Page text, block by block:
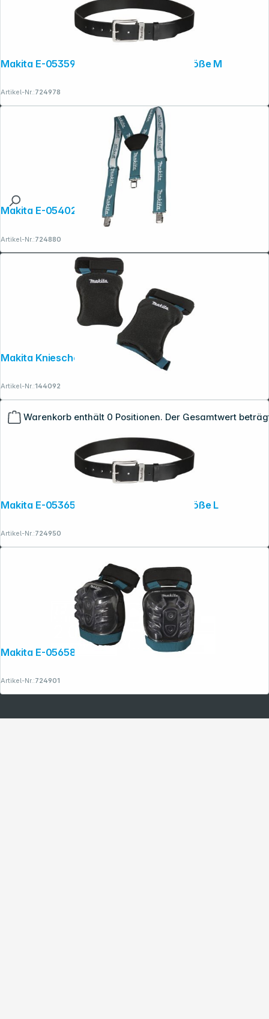
Warenkorb enthält 0 Positionen. Der Gesamtwert
Makita E-05359 Ledergürtel Schwarz Größe M
Artikel-Nr.:724978
Makita E-05402 Hosenträger
Artikel-Nr.:724880
Makita Knieschoner
Artikel-Nr.:144092
Makita E-05365 Ledergürtel Schwarz Größe L
Artikel-Nr.:724950
Makita E-05658 Knieschoner verstärkt
Artikel-Nr.:724901
Copyright © 2001 - 2026 dexxIT. Alle Rechte vorbehalten.